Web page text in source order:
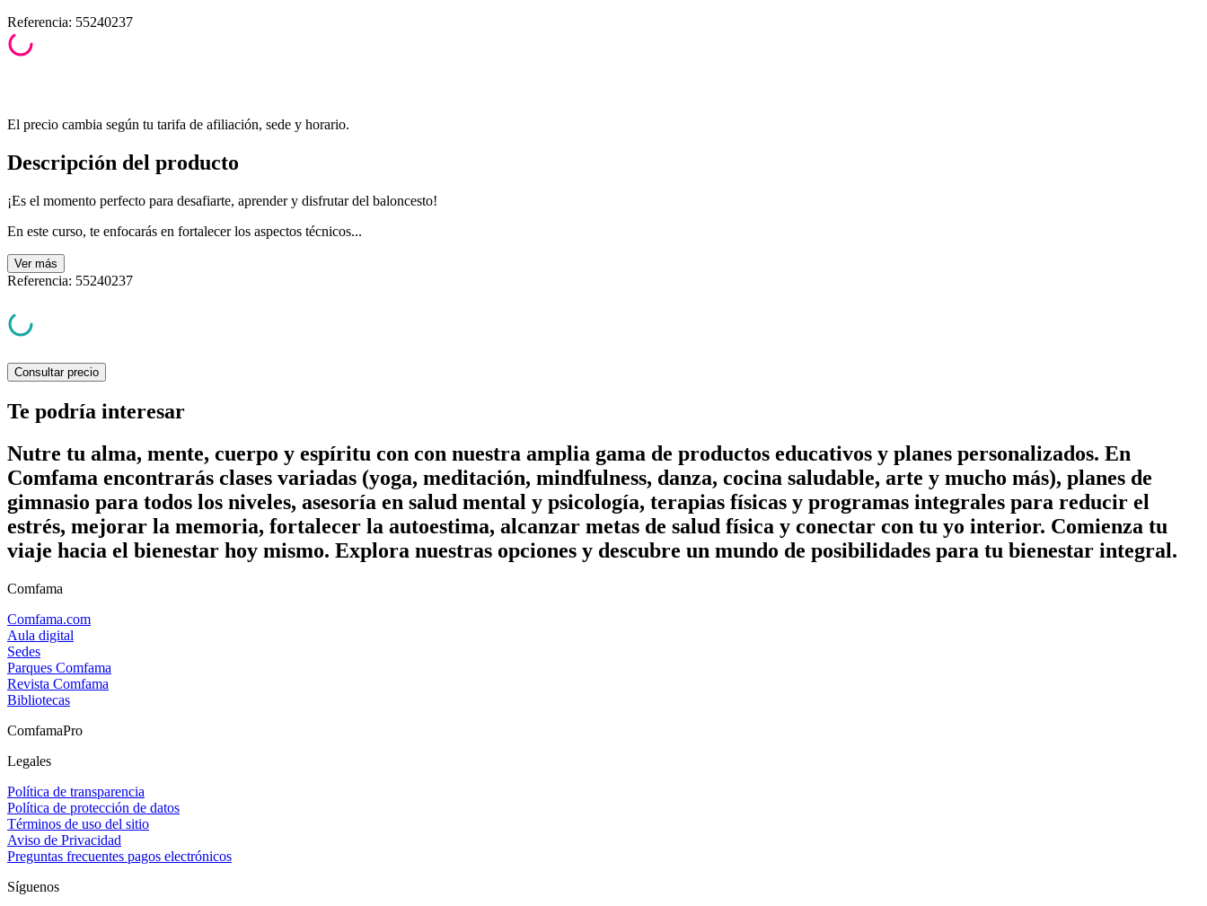
Referencia: 55240237
El precio cambia según tu tarifa de afiliación, sede y horario.
Descripción del producto
¡Es el momento perfecto para desafiarte, aprender y disfrutar del baloncesto!
En este curso, te enfocarás en fortalecer los aspectos técnicos...
Ver más
Referencia: 55240237
Consultar precio
Te podría interesar
Nutre tu alma, mente, cuerpo y espíritu con con nuestra amplia gama de productos educativos y planes personalizados. En
Comfama encontrarás clases variadas (yoga, meditación, mindfulness, danza, cocina saludable, arte y mucho más), planes de
gimnasio para todos los niveles, asesoría en salud mental y psicología, terapias físicas y programas integrales para reducir el
estrés, mejorar la memoria, fortalecer la autoestima, alcanzar metas de salud física y conectar con tu yo interior. Comienza tu
viaje hacia el bienestar hoy mismo. Explora nuestras opciones y descubre un mundo de posibilidades para tu bienestar integral.
Comfama
Comfama.com
Aula digital
Sedes
Parques Comfama
Revista Comfama
Bibliotecas
ComfamaPro
Legales
Política de transparencia
Política de protección de datos
Términos de uso del sitio
Aviso de Privacidad
Preguntas frecuentes pagos electrónicos
Síguenos